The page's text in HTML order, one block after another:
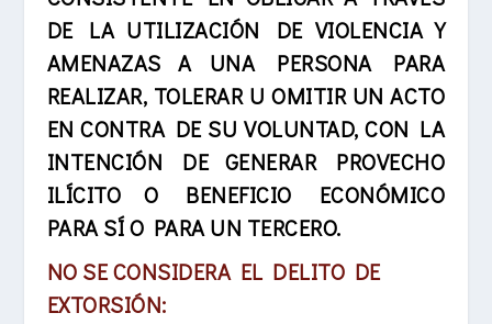
DE LA UTILIZACIÓN DE VIOLENCIA Y
AMENAZAS A UNA PERSONA PARA
REALIZAR, TOLERAR U OMITIR UN ACTO
EN CONTRA DE SU VOLUNTAD, CON LA
INTENCIÓN DE GENERAR PROVECHO
ILÍCITO O BENEFICIO ECONÓMICO
PARA SÍ O PARA UN TERCERO.
NO SE CONSIDERA EL DELITO DE
EXTORSIÓN: